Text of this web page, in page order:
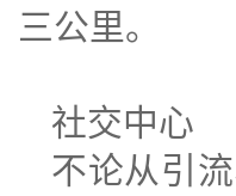
三公里。
社交中心
不论从引